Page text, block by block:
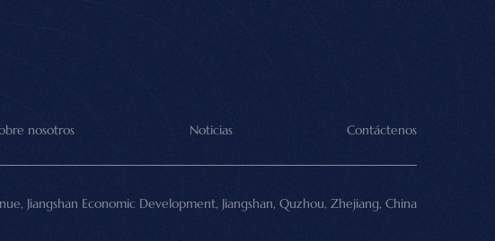
nosotros Noticias Contáctenos
Jiangshan Economic Development, Jiangshan, Quzhou, Zhejiang, China